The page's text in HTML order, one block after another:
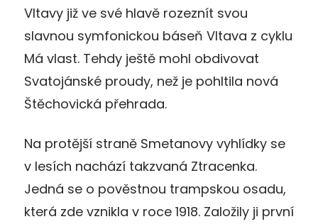
Vltavy již ve své hlavě rozeznít svou
slavnou symfonickou báseň Vltava z cyklu
Má vlast. Tehdy ještě mohl obdivovat
Svatojánské proudy, než je pohltila nová
Štěchovická přehrada.
Na protější straně Smetanovy vyhlídky se
v lesích nachází takzvaná Ztracenka.
Jedná se o pověstnou trampskou osadu,
která zde vznikla v roce 1918. Založily ji první